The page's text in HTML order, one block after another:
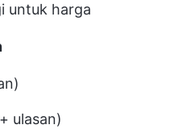
untuk harga
ulasan)